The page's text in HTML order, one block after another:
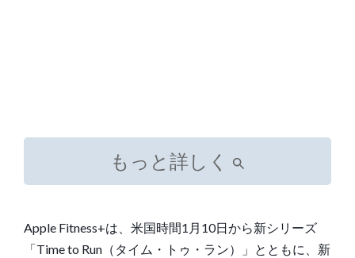
もっと詳しく
Apple Fitness+は、米国時間1月10日から新シリーズ
「Time to Run（タイム・トゥ・ラン）」とともに、新